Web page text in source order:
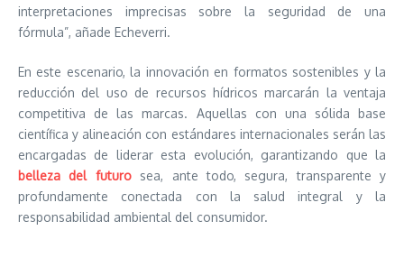
interpretaciones imprecisas sobre la seguridad de una
fórmula”, añade Echeverri.
En este escenario, la innovación en formatos sostenibles y la
reducción del uso de recursos hídricos marcarán la ventaja
competitiva de las marcas. Aquellas con una sólida base
científica y alineación con estándares internacionales serán las
encargadas de liderar esta evolución, garantizando que la
belleza del futurosea, ante todo, segura, transparente y
profundamente conectada con la salud integral y la
responsabilidad ambiental del consumidor.